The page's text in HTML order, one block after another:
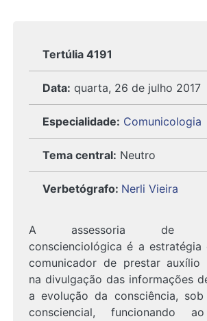
Tertúlia 4191
Data: quarta, 26 de julho 2017
Especialidade: Comunicologia
Tema central: Neutro
Verbetógrafo: Nerli Vieira
A assessoria de
conscienciológica é a estratégia
comunicador de prestar auxílio
na divulgação das informações
a evolução da consciência,
consciencial, funcionando